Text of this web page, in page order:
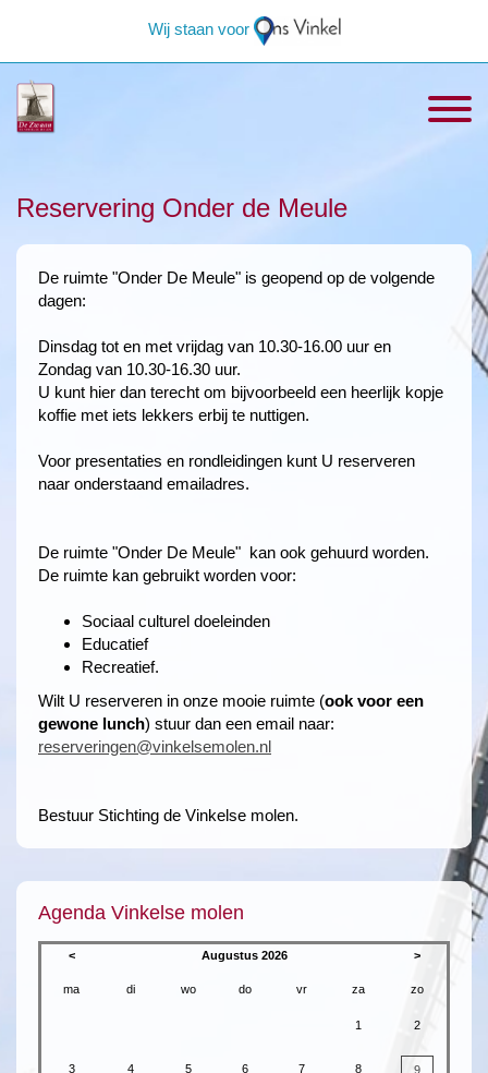
Wij staan voor
Reservering Onder de Meule
De ruimte "Onder De Meule" is geopend op de volgende
dagen:
Dinsdag tot en met vrijdag van 10.30-16.00 uur en
Zondag van 10.30-16.30 uur.
U kunt hier dan terecht om bijvoorbeeld een heerlijk kopje
koffie met iets lekkers erbij te nuttigen.
Voor presentaties en rondleidingen kunt U reserveren
naar onderstaand emailadres.
De ruimte "Onder De Meule" kan ook gehuurd worden.
De ruimte kan gebruikt worden voor:
Sociaal culturel doeleinden
Educatief
Recreatief.
Wilt U reserveren in onze mooie ruimte (ook voor een
gewone lunch) stuur dan een email naar:
reserveringen@vinkelsemolen.nl
Bestuur Stichting de Vinkelse molen.
Agenda Vinkelse molen
< Augustus 2026 >
ma di wo do vr za zo
1 2
3 4 5 6 7 8 9